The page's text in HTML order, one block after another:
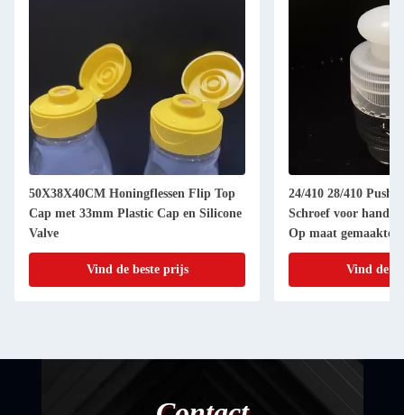
50X38X40CM Honingflessen Flip Top
Cap met 33mm Plastic Cap en Silicone
Valve
Vind de beste prijs
24/410 28/410 Push
Schroef voor
Op maat gemaakte
Vind de